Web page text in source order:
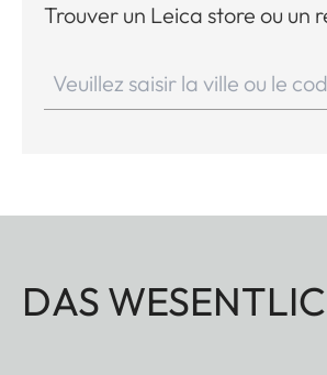
Trouver un Leica store ou un
DAS